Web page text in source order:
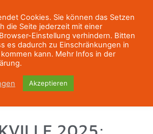
Cookies. Sie können das Setzen
die Seite jederzeit mit einer
Einstellung verhindern. Bitten
es dadurch zu Einschränkungen in
kann. Mehr Infos in der
Akzeptieren